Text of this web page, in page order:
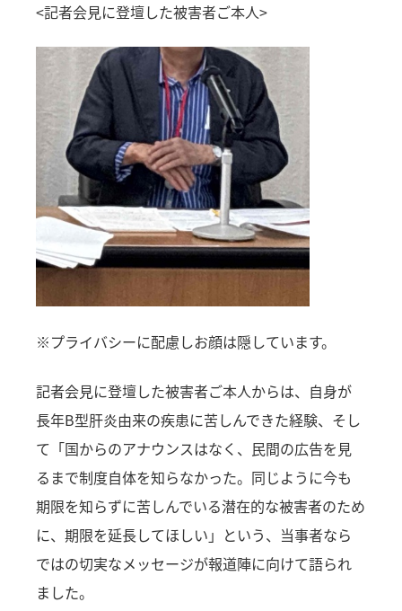
<記者会見に登壇した被害者ご本人>
※プライバシーに配慮しお顔は隠しています。
記者会見に登壇した被害者ご本人からは、自身が
長年B型肝炎由来の疾患に苦しんできた経験、そし
て「国からのアナウンスはなく、民間の広告を見
るまで制度自体を知らなかった。同じように今も
期限を知らずに苦しんでいる潜在的な被害者のため
に、期限を延長してほしい」という、当事者なら
ではの切実なメッセージが報道陣に向けて語られ
ました。